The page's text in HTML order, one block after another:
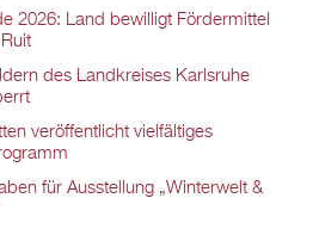
2026: Land bewilligt Fördermittel
des Landkreises Karlsruhe
veröffentlicht vielfältiges
für Ausstellung „Winterwelt &